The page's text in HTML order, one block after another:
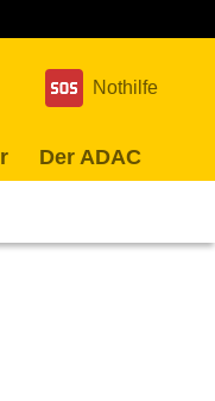
Nothilfe
Der ADAC